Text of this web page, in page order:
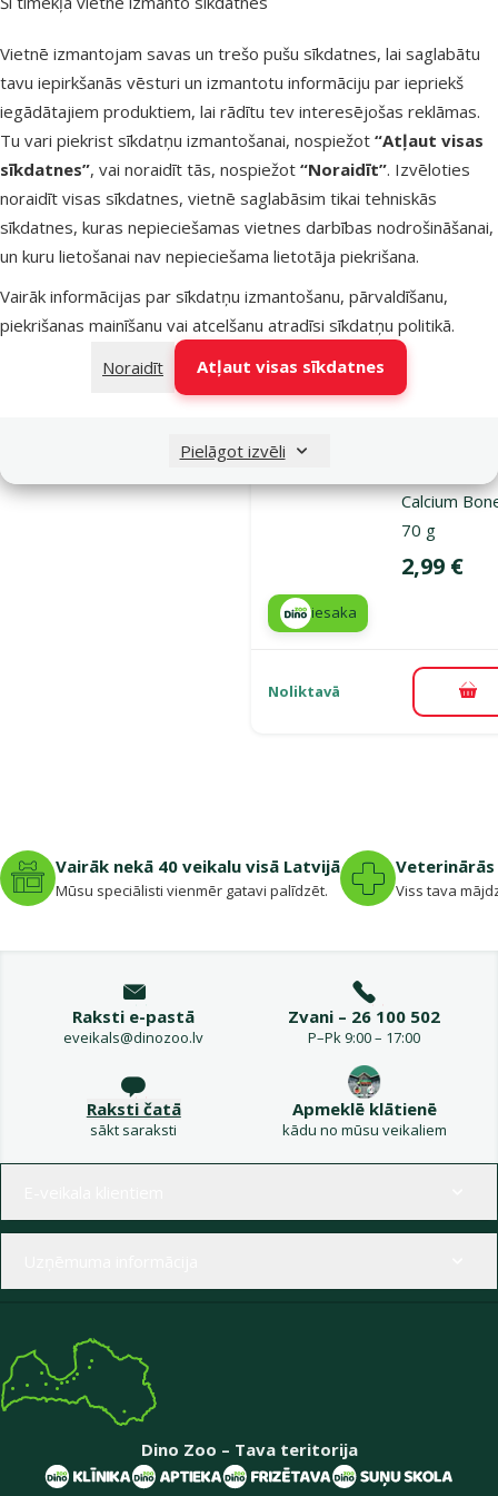
Vietnē izmantojam savas un trešo pušu sīkdatnes, lai saglabātu
tavu iepirkšanās vēsturi un izmantotu informāciju par iepriekš
iegādātajiem produktiem, lai rādītu tev interesējošas reklāmas.
Tu vari piekrist sīkdatņu izmantošanai, nospiežot “Atļaut visas
sīkdatnes”, vai noraidīt tās, nospiežot “Noraidīt”. Izvēloties
noraidīt visas sīkdatnes, vietnē saglabāsim tikai tehniskās
sīkdatnes, kuras nepieciešamas vietnes darbības nodrošināšanai,
un kuru lietošanai nav nepieciešama lietotāja piekrišana.
Vairāk informācijas par sīkdatņu izmantošanu, pārvaldīšanu,
piekrišanas mainīšanu vai atcelšanu atradīsi sīkdatņu politikā.
Noraidīt
Atļaut visas sīkdatnes
Pielāgot izvēli
Apakškategorija
Preces suņiem
Preces kaķiem
Preces grauzējiem
1
Veselības stāvoklis
Vāji kauli un zobi
Kārtot pēc
Gardums
Calcium
70 g
Cena
2,99 €
iesaka
Noliktavā
Vairāk nekā 40 veikalu visā Latvijā
Mūsu speciālisti vienmēr gatavi palīdzēt. Viss tava
Raksti e-pastā
eveikals@dinozoo.lv
Zvani – 26 100 502
P–Pk 9:00 – 17:00
Raksti čatā
sākt saraksti
Apmeklē klātienē
kādu no mūsu veikaliem
Dino Zoo – Tava teritorija